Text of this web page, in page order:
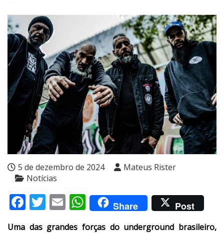
5 de dezembro de 2024
Mateus Rister
Notícias
Facebook
Twitter
EmailWhatsApp
Share Post
Uma das grandes forças do underground brasileiro,